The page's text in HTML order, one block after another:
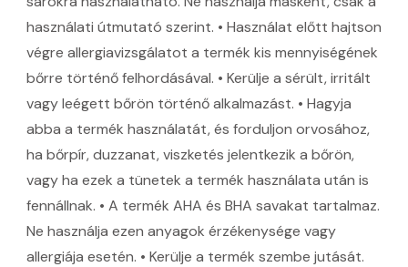
használati útmutató szerint. • Használat előtt hajtson
végre allergiavizsgálatot a termék kis mennyiségének
bőrre történő felhordásával. • Kerülje a sérült, irritált
vagy leégett bőrön történő alkalmazást. • Hagyja
abba a termék használatát, és forduljon orvosához,
ha bőrpír, duzzanat, viszketés jelentkezik a bőrön,
vagy ha ezek a tünetek a termék használata után is
fennállnak. • A termék AHA és BHA savakat tartalmaz.
Ne használja ezen anyagok érzékenysége vagy
allergiája esetén. • Kerülje a termék szembe jutását.